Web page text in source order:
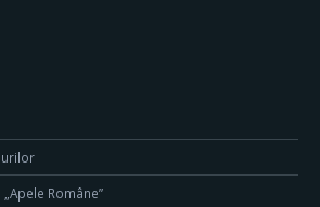
Române”